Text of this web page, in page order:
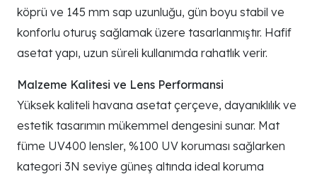
köprü ve 145 mm sap uzunluğu, gün boyu stabil ve
konforlu oturuş sağlamak üzere tasarlanmıştır. Hafif
asetat yapı, uzun süreli kullanımda rahatlık verir.
Malzeme Kalitesi ve Lens Performansi
Yüksek kaliteli havana asetat çerçeve, dayanıklılık ve
estetik tasarımın mükemmel dengesini sunar. Mat
füme UV400 lensler, %100 UV koruması sağlarken
kategori 3N seviye güneş altında ideal koruma